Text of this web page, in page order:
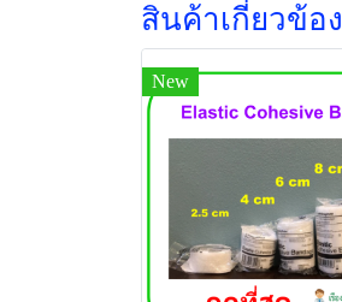
สินค้าเกี่ยวข้อง
New